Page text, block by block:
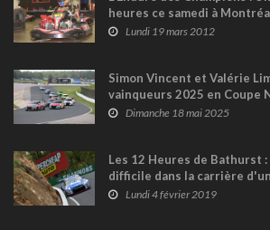
heures ce samedi à
Lundi 19 mars 2012
Simon Vincent et Valérie
vainqueurs 2025 en Coupe
Dimanche 18 mai 2025
Les 12 Heures de Bathurst :
difficile dans la carrière
Lundi 4 février 2019